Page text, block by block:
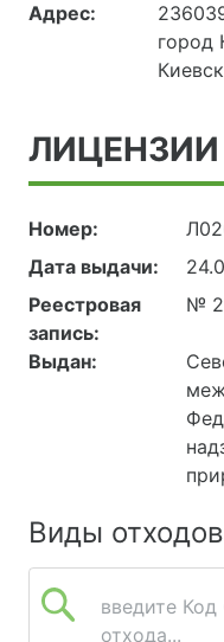
Адрес:
город
ЛИЦЕНЗИИ
Номер:
Дата выдачи:
Реестровая
запись:
№
Выдан:
Виды отходов
введите
отхода...